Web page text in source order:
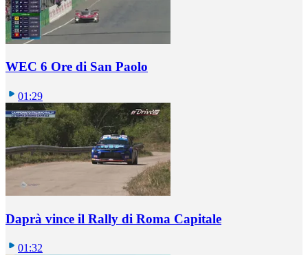
WEC 6 Ore di San Paolo
01:29
Daprà vince il Rally di Roma Capitale
01:32